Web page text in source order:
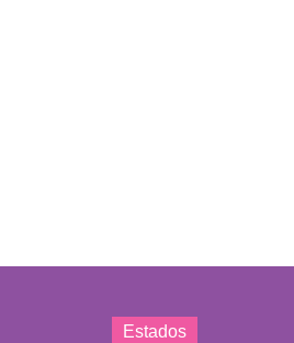
Estados